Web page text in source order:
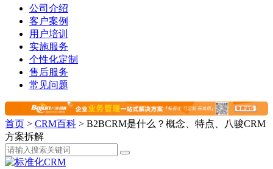
公司介绍
客户案例
用户培训
实施服务
个性化定制
售后服务
常见问题
首页 > CRM百科 > B2BCRM是什么？概念、特点、八骏CRM
方案拆解